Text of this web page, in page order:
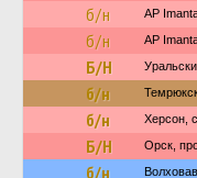
б/н AP
б/н AP
Б/Н
б/н
б/н Херсон,
Б/Н Орск,
б/н